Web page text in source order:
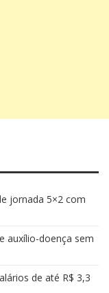
jornada 5×2 com
auxílio-doença sem
de até R$ 3,3